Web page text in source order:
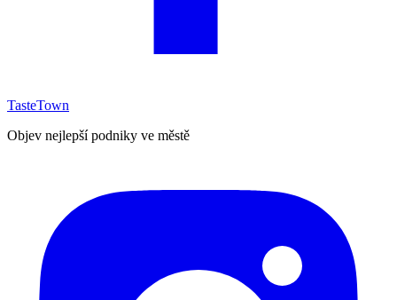
TasteTown
Objev nejlepší podniky ve městě